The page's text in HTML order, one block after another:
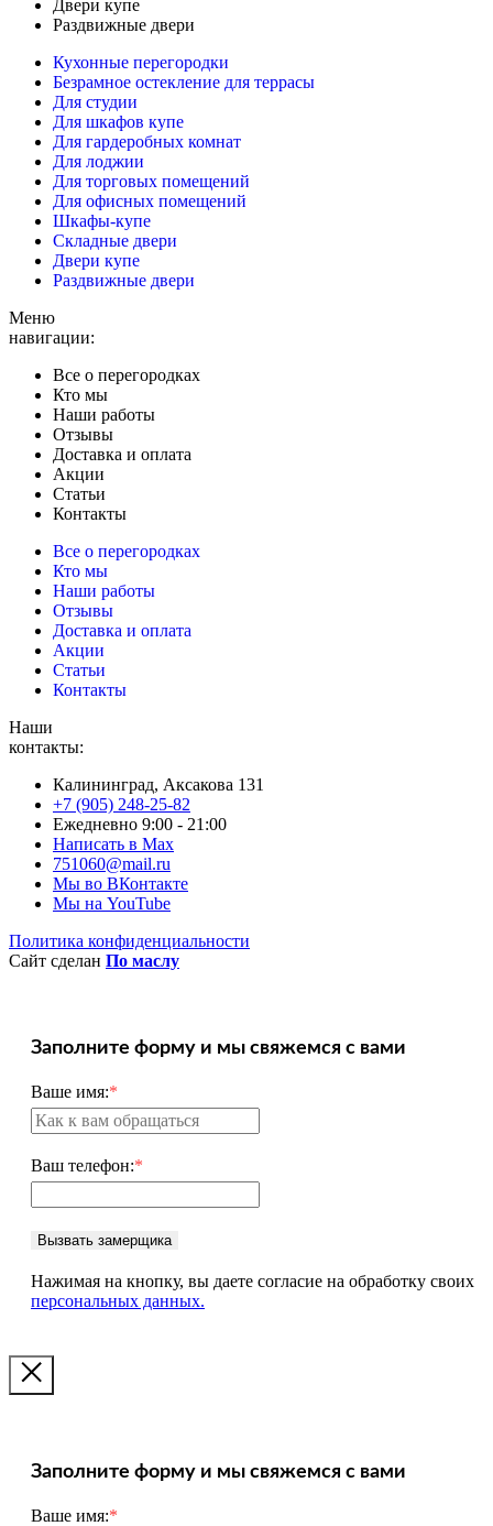
Двери купе
Раздвижные двери
Кухонные перегородки
Безрамное остекление для террасы
Для студии
Для шкафов купе
Для гардеробных комнат
Для лоджии
Для торговых помещений
Для офисных помещений
Шкафы-купе
Складные двери
Двери купе
Раздвижные двери
Меню
навигации:
Все о перегородках
Кто мы
Наши работы
Отзывы
Доставка и оплата
Акции
Статьи
Контакты
Все о перегородках
Кто мы
Наши работы
Отзывы
Доставка и оплата
Акции
Статьи
Контакты
Наши
контакты:
Калининград, Аксакова 131
+7 (905) 248-25-82
Ежедневно 9:00 - 21:00
Написать в Max
751060@mail.ru
Мы во ВКонтакте
Мы на YouTube
Политика конфиденциальности
Сайт сделан По маслу
Заполните форму и мы свяжемся с вами
Ваше имя:*
Ваш телефон:*
Вызвать замерщика
Нажимая на кнопку, вы даете согласие на обработку своих
персональных данных.
Заполните форму и мы свяжемся с вами
Ваше имя:*